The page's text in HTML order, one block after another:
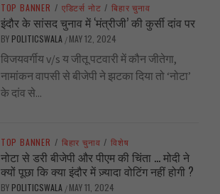
TOP BANNER / एडिटर्स नोट / बिहार चुनाव
इंदौर के सांसद चुनाव में ‘मंत्रीजी’ की कुर्सी दांव पर
BY POLITICSWALA / MAY 12, 2024
विजयवर्गीय v/s य जीतू पटवारी में कौन जीतेगा,
नामांकन वापसी से बीजेपी ने झटका दिया तो ‘नोटा’
के दांव से...
TOP BANNER / बिहार चुनाव / विशेष
नोटा से डरी बीजेपी और पीएम की चिंता … मोदी ने
क्यों पूछा कि क्या इंदौर में ज़्यादा वोटिंग नहीं होगी ?
BY POLITICSWALA / MAY 11, 2024